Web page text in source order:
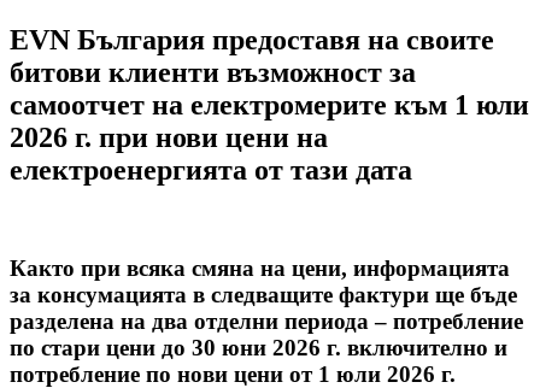
EVN България предоставя на своите
битови клиенти възможност за
самоотчет на електромерите към 1 юли
2026 г. при нови цени на
електроенергията от тази дата
Както при всяка смяна на цени, информацията
за консумацията в следващите фактури ще бъде
разделена на два отделни периода – потребление
по стари цени до 30 юни 2026 г. включително и
потребление по нови цени от 1 юли 2026 г.